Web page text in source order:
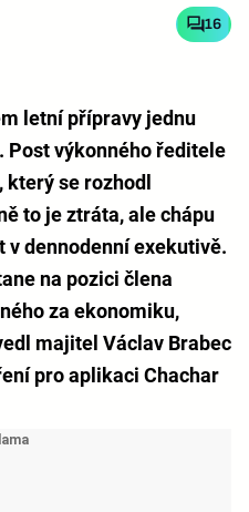
16
letní přípravy jednu
Post výkonného ředitele
který se rozhodl
to je ztráta, ale chápu
v dennodenní exekutivě.
na pozici člena
za ekonomiku,
majitel Václav Brabec
pro aplikaci Chachar